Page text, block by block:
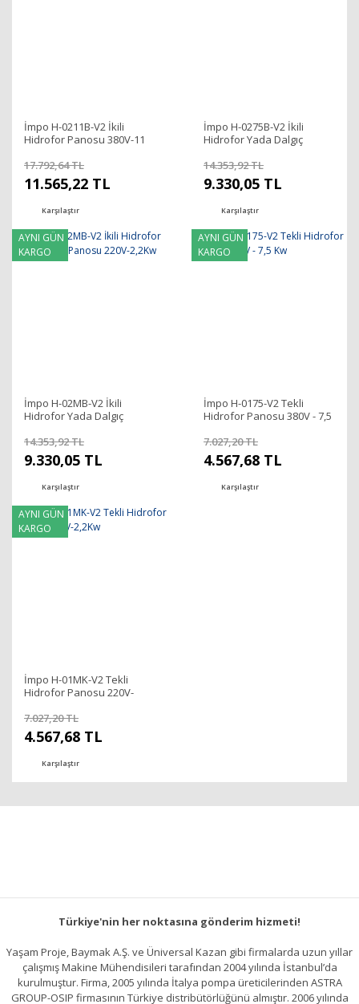
İmpo H-0211B-V2 İkili
Hidrofor Panosu 380V-11
17.792,64 TL
11.565,22 TL
Karşılaştır
İmpo H-0275B-V2 İkili
Hidrofor Yada Dalgıç
14.353,92 TL
9.330,05 TL
Karşılaştır
AYNI GÜN
KARGO
İmpo H-02MB-V2 İkili
Hidrofor Yada Dalgıç
14.353,92 TL
9.330,05 TL
Karşılaştır
AYNI GÜN
KARGO
İmpo H-0175-V2 Tekli
Hidrofor Panosu 380V - 7,5
7.027,20 TL
4.567,68 TL
Karşılaştır
AYNI GÜN
KARGO
İmpo H-01MK-V2 Tekli
Hidrofor Panosu 220V-
7.027,20 TL
4.567,68 TL
Karşılaştır
Türkiye'nin her noktasına gönderim hizmeti!
Yaşam Proje, Baymak A.Ş. ve Üniversal Kazan gibi firmalarda uzun yıllar
çalışmış Makine Mühendisileri tarafından 2004 yılında İstanbul’da
kurulmuştur. Firma, 2005 yılında İtalya pompa üreticilerinden ASTRA
GROUP-OSIP firmasının Türkiye distribütörlüğünü almıştır. 2006 yılında